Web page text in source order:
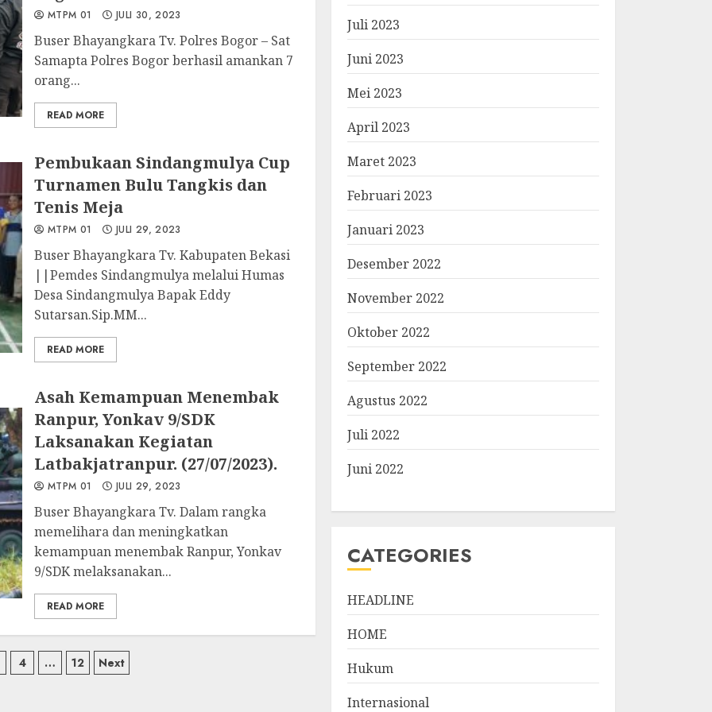
MTPM 01 JULI 30, 2023
Buser Bhayangkara Tv. Polres Bogor – Sat
Samapta Polres Bogor berhasil amankan 7
orang...
READ MORE
Pembukaan Sindangmulya Cup
Turnamen Bulu Tangkis dan
Tenis Meja
MTPM 01 JULI 29, 2023
Buser Bhayangkara Tv. Kabupaten Bekasi
||Pemdes Sindangmulya melalui Humas
Desa Sindangmulya Bapak Eddy
Sutarsan.Sip.MM...
READ MORE
Asah Kemampuan Menembak
Ranpur, Yonkav 9/SDK
Laksanakan Kegiatan
Latbakjatranpur. (27/07/2023).
MTPM 01 JULI 29, 2023
Buser Bhayangkara Tv. Dalam rangka
memelihara dan meningkatkan
kemampuan menembak Ranpur, Yonkav
9/SDK melaksanakan...
READ MORE
4 … 12 Next
Juli 2023
Juni 2023
Mei 2023
April 2023
Maret 2023
Februari 2023
Januari 2023
Desember 2022
November 2022
Oktober 2022
September 2022
Agustus 2022
Juli 2022
Juni 2022
CATEGORIES
HEADLINE
HOME
Hukum
Internasional